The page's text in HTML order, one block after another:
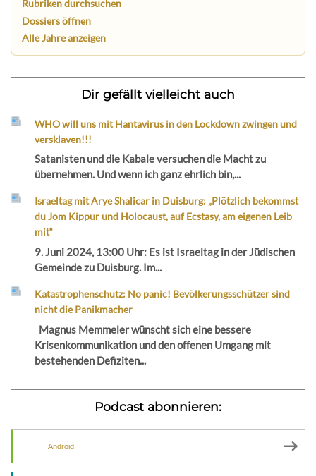
Rubriken durchsuchen
Dossiers öffnen
Alle Jahre anzeigen
Dir gefällt vielleicht auch
WHO will uns mit Hantavirus in den Lockdown zwingen und
versklaven!!!
Satanisten und die Kabale versuchen die Macht zu
übernehmen. Und wenn ich ganz ehrlich bin,...
Israeltag mit Arye Shalicar in Duisburg: „Plötzlich bekommst
du Jom Kippur und Holocaust, auf Ecstasy, am eigenen Leib
mit“
9. Juni 2024, 13:00 Uhr: Es ist Israeltag in der Jüdischen
Gemeinde zu Duisburg. Im...
Katastrophenschutz: No panic! Bevölkerungsschützer sind
nicht die Panikmacher
Magnus Memmeler wünscht sich eine bessere
Krisenkommunikation und den offenen Umgang mit
bestehenden Defiziten...
Podcast abonnieren:
Android